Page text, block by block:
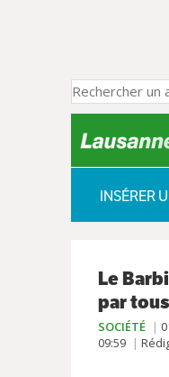
INSÉRER
Le
par
SOCIÉTÉ
09:59